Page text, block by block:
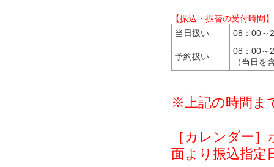
【振込・振替の受付時間】
当日扱い
08：00～
予約扱い
08：00～
（当日を
※上記の時間ま
［カレンダー
面より振込指定